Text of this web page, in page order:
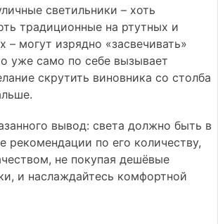
светильники – хоть
традиционные на ртутных и
– могут изрядно «засвечивать»
уже само по себе вызывает
скрутить виновника со столба
вывод: света должно быть в
рекомендации по его количеству,
не покупая дешёвые
и наслаждайтесь комфортной